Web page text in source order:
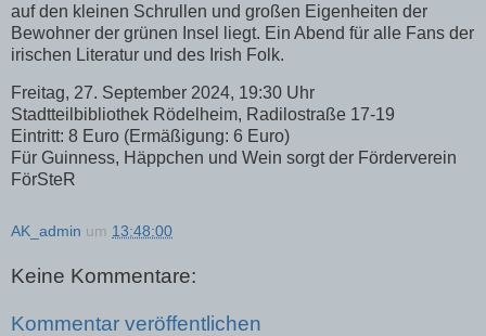
auf den kleinen Schrullen und großen Eigenheiten der
Bewohner der grünen Insel liegt. Ein Abend für alle Fans der
irischen Literatur und des Irish Folk.
Freitag, 27. September 2024, 19:30 Uhr
Stadtteilbibliothek Rödelheim, Radilostraße 17-19
Eintritt: 8 Euro (Ermäßigung: 6 Euro)
Für Guinness, Häppchen und Wein sorgt der Förderverein
FörSteR
AK_admin um 13:48:00
Keine Kommentare:
Kommentar veröffentlichen